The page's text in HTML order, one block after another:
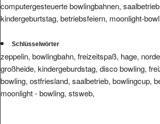
computergesteuerte bowlingbahnen,
kindergeburtstag, betriebsfeiern, moonlight-
Schlüsselwörter
zeppelin, bowlingbahn, freizeitspaß, hage,
großheide, kindergeburdstag, disco bowling,
bowling, ostfriesland, saalbetrieb, bowlingcup,
moonlight - bowling, stsweb,